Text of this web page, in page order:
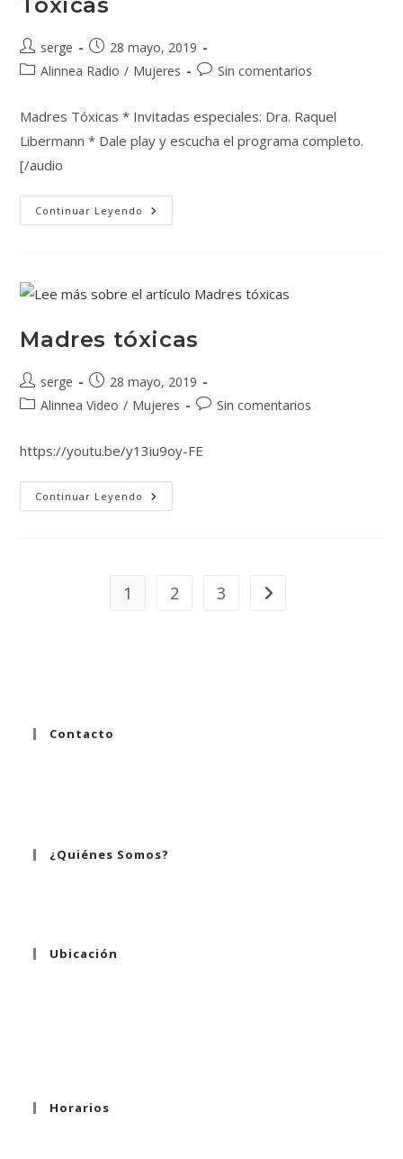
Tóxicas
serge
28 mayo, 2019
Alinnea Radio / Mujeres Sin comentarios
Madres Tóxicas * Invitadas especiales: Dra. Raquel
Libermann * Dale play y escucha el programa completo.
[/audio
Continuar Leyendo
Madres tóxicas
serge
28 mayo, 2019
Alinnea Video / Mujeres Sin comentarios
https://youtu.be/y13iu9oy-FE
Continuar Leyendo
1 2 3
Contacto
¿Quiénes Somos?
Ubicación
Horarios